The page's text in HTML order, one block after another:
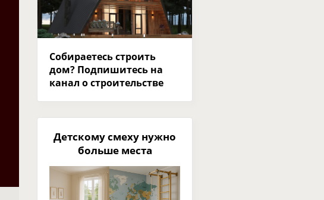
Собираетесь строить
дом? Подпишитесь на
канал о строительстве
Детскому смеху нужно
больше места